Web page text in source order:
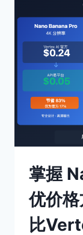
價
格
方
案
易
對
比
節
省
83%
全
掌握
优价
比